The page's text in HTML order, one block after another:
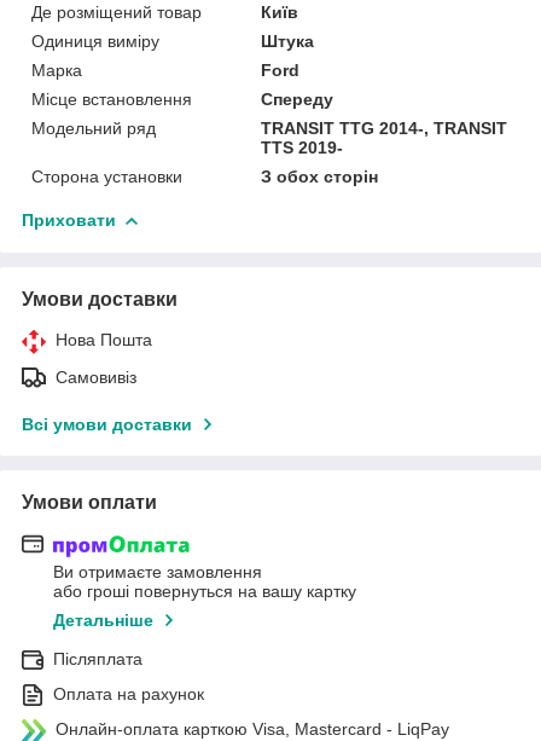
Де розміщений товар
Київ
Одиниця виміру
Штука
Марка
Ford
Місце встановлення
Спереду
Модельний ряд
TRANSIT TTG 2014-, TRANSIT
TTS 2019-
Сторона установки
З обох сторін
Приховати
Умови доставки
Нова Пошта
Самовивіз
Всі умови доставки
Умови оплати
Ви отримаєте замовлення
або гроші повернуться на вашу картку
Детальніше
Післяплата
Оплата на рахунок
Онлайн-оплата карткою Visa, Mastercard - LiqPay